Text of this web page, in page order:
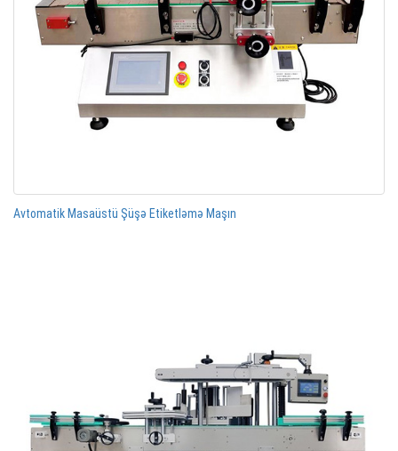
Avtomatik Masaüstü Şüşə Etiketləmə Maşın